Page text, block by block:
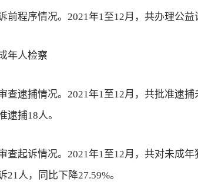
程序情况。2021年1至12月，共办理公益
人检察
逮捕情况。2021年1至12月，共批准逮捕
逮捕18人。
起诉情况。2021年1至12月，共对未成年
21人，同比下降27.59%。